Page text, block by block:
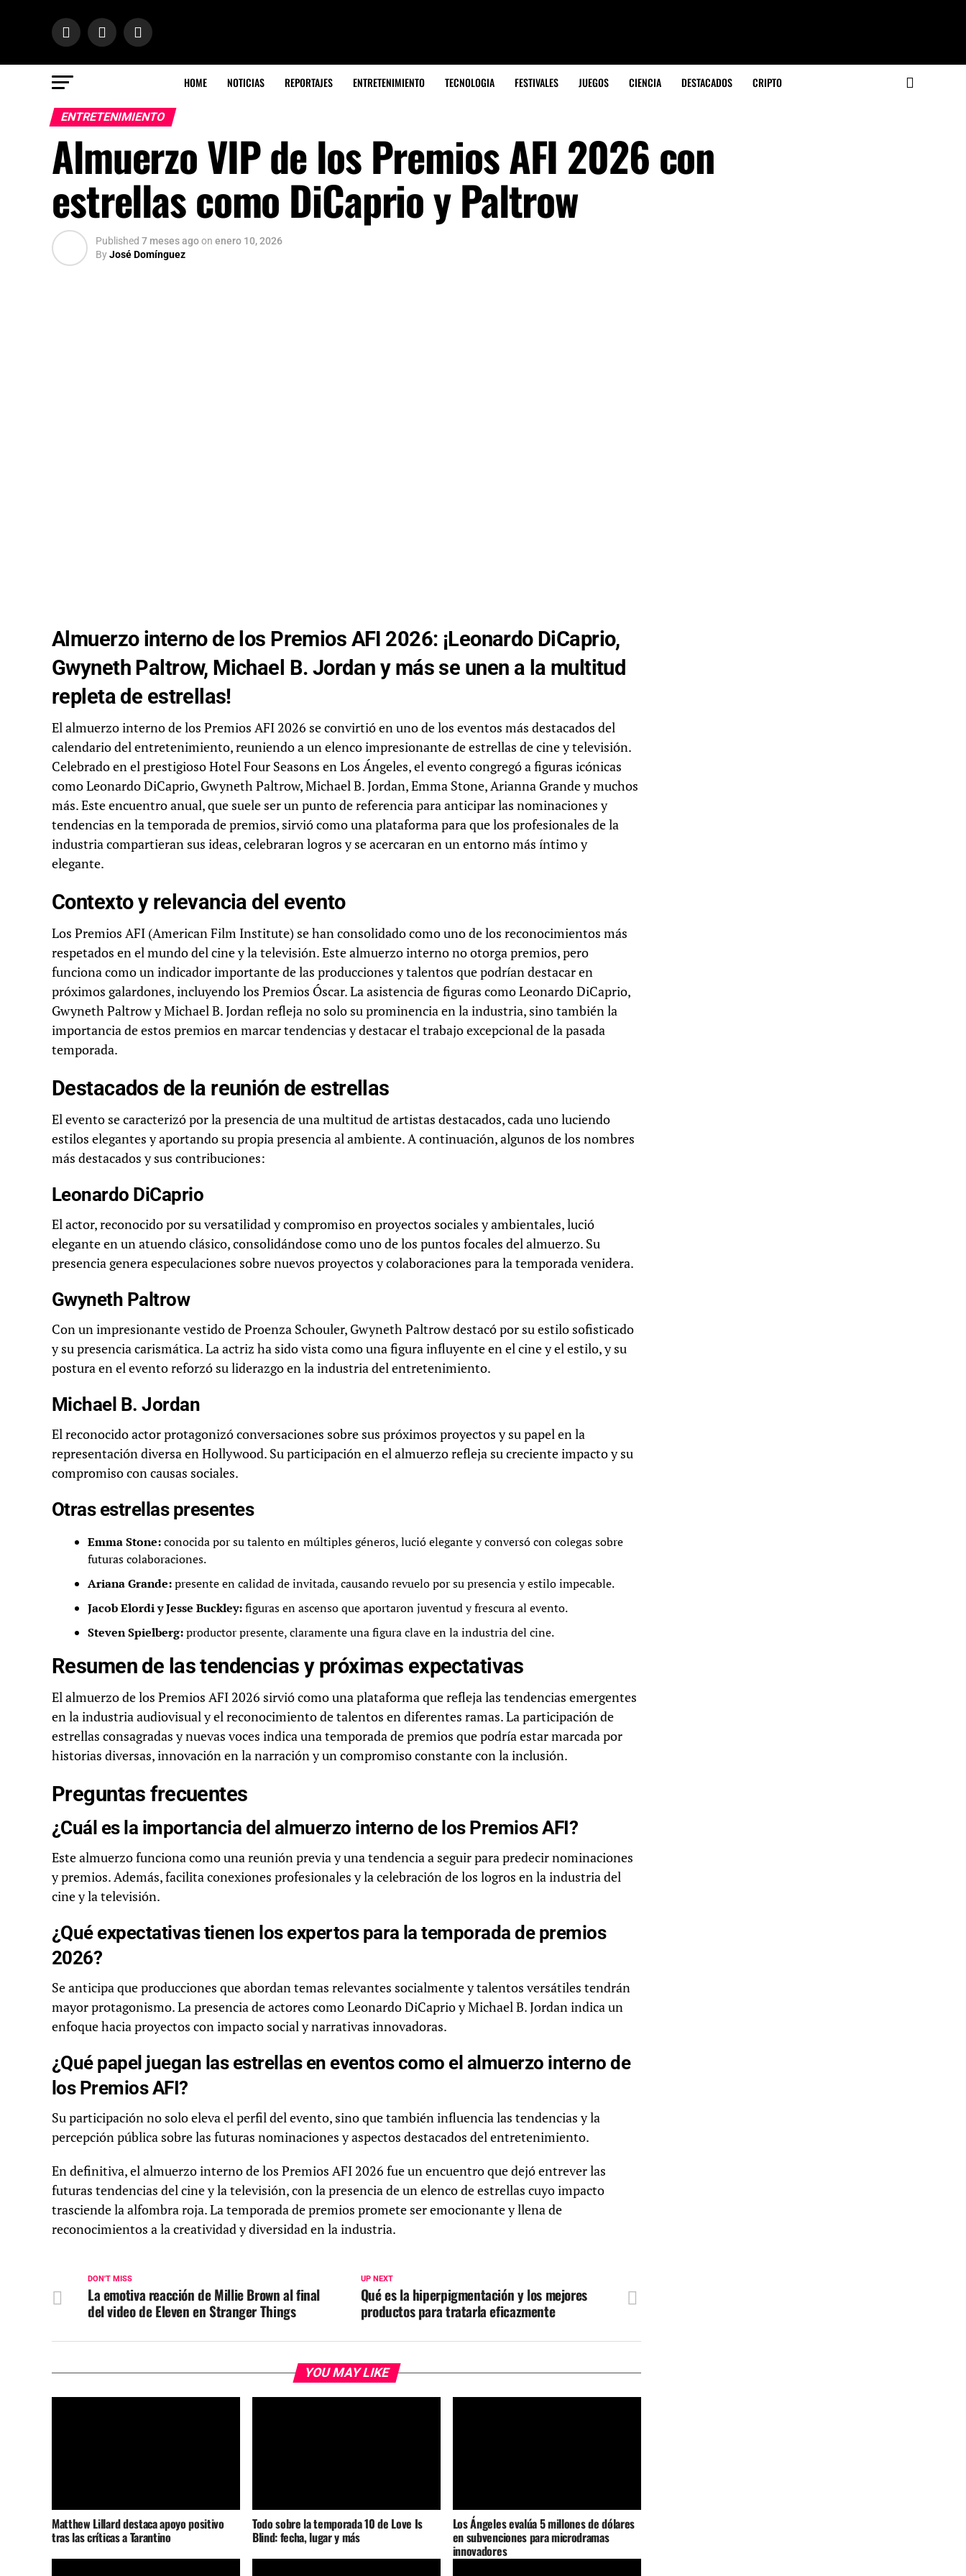
HOME NOTICIAS REPORTAJES ENTRETENIMIENTO TECNOLOGIA FESTIVALES JUEGOS CIENCIA DESTACADOS CRIPTO
ENTRETENIMIENTO
Almuerzo VIP de los Premios AFI 2026 con
estrellas como DiCaprio y Paltrow
Published 7 meses agoon enero 10, 2026
ByJosé Domínguez
Almuerzo interno de los Premios AFI 2026: ¡Leonardo DiCaprio,
Gwyneth Paltrow, Michael B. Jordan y más se unen a la multitud
repleta de estrellas!
El almuerzo interno de los Premios AFI 2026 se convirtió en uno de los eventos más destacados del
calendario del entretenimiento, reuniendo a un elenco impresionante de estrellas de cine y televisión.
Celebrado en el prestigioso Hotel Four Seasons en Los Ángeles, el evento congregó a figuras icónicas
como Leonardo DiCaprio, Gwyneth Paltrow, Michael B. Jordan, Emma Stone, Arianna Grande y muchos
más. Este encuentro anual, que suele ser un punto de referencia para anticipar las nominaciones y
tendencias en la temporada de premios, sirvió como una plataforma para que los profesionales de la
industria compartieran sus ideas, celebraran logros y se acercaran en un entorno más íntimo y
elegante.
Contexto y relevancia del evento
Los Premios AFI (American Film Institute) se han consolidado como uno de los reconocimientos más
respetados en el mundo del cine y la televisión. Este almuerzo interno no otorga premios, pero
funciona como un indicador importante de las producciones y talentos que podrían destacar en
próximos galardones, incluyendo los Premios Óscar. La asistencia de figuras como Leonardo DiCaprio,
Gwyneth Paltrow y Michael B. Jordan refleja no solo su prominencia en la industria, sino también la
importancia de estos premios en marcar tendencias y destacar el trabajo excepcional de la pasada
temporada.
Destacados de la reunión de estrellas
El evento se caracterizó por la presencia de una multitud de artistas destacados, cada uno luciendo
estilos elegantes y aportando su propia presencia al ambiente. A continuación, algunos de los nombres
más destacados y sus contribuciones:
Leonardo DiCaprio
El actor, reconocido por su versatilidad y compromiso en proyectos sociales y ambientales, lució
elegante en un atuendo clásico, consolidándose como uno de los puntos focales del almuerzo. Su
presencia genera especulaciones sobre nuevos proyectos y colaboraciones para la temporada venidera.
Gwyneth Paltrow
Con un impresionante vestido de Proenza Schouler, Gwyneth Paltrow destacó por su estilo sofisticado
y su presencia carismática. La actriz ha sido vista como una figura influyente en el cine y el estilo, y su
postura en el evento reforzó su liderazgo en la industria del entretenimiento.
Michael B. Jordan
El reconocido actor protagonizó conversaciones sobre sus próximos proyectos y su papel en la
representación diversa en Hollywood. Su participación en el almuerzo refleja su creciente impacto y su
compromiso con causas sociales.
Otras estrellas presentes
Emma Stone:conocida por su talento en múltiples géneros, lució elegante y conversó con colegas sobre
futuras colaboraciones.
Ariana Grande:presente en calidad de invitada, causando revuelo por su presencia y estilo impecable.
Jacob Elordi y Jesse Buckley:figuras en ascenso que aportaron juventud y frescura al evento.
Steven Spielberg:productor presente, claramente una figura clave en la industria del cine.
Resumen de las tendencias y próximas expectativas
El almuerzo de los Premios AFI 2026 sirvió como una plataforma que refleja las tendencias emergentes
en la industria audiovisual y el reconocimiento de talentos en diferentes ramas. La participación de
estrellas consagradas y nuevas voces indica una temporada de premios que podría estar marcada por
historias diversas, innovación en la narración y un compromiso constante con la inclusión.
Preguntas frecuentes
¿Cuál es la importancia del almuerzo interno de los Premios AFI?
Este almuerzo funciona como una reunión previa y una tendencia a seguir para predecir nominaciones
y premios. Además, facilita conexiones profesionales y la celebración de los logros en la industria del
cine y la televisión.
¿Qué expectativas tienen los expertos para la temporada de premios
2026?
Se anticipa que producciones que abordan temas relevantes socialmente y talentos versátiles tendrán
mayor protagonismo. La presencia de actores como Leonardo DiCaprio y Michael B. Jordan indica un
enfoque hacia proyectos con impacto social y narrativas innovadoras.
¿Qué papel juegan las estrellas en eventos como el almuerzo interno de
los Premios AFI?
Su participación no solo eleva el perfil del evento, sino que también influencia las tendencias y la
percepción pública sobre las futuras nominaciones y aspectos destacados del entretenimiento.
En definitiva, el almuerzo interno de los Premios AFI 2026 fue un encuentro que dejó entrever las
futuras tendencias del cine y la televisión, con la presencia de un elenco de estrellas cuyo impacto
trasciende la alfombra roja. La temporada de premios promete ser emocionante y llena de
reconocimientos a la creatividad y diversidad en la industria.
UP NEXT
Qué es la hiperpigmentación y los mejores
productos para tratarla eficazmente
DON'T MISS
La emotiva reacción de Millie Brown al final
del video de Eleven en Stranger Things
YOU MAY LIKE
Matthew Lillard destaca apoyo positivo
tras las críticas a Tarantino
Todo sobre la temporada 10 de Love Is
Blind: fecha, lugar y más
Los Ángeles evalúa 5 millones de dólares
en subvenciones para microdramas
innovadores